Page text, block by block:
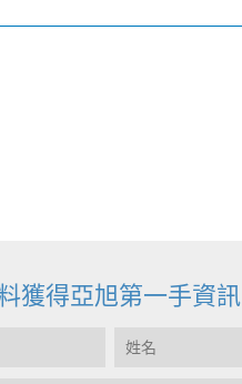
獲得亞旭第一手資訊